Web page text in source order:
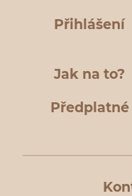
Přihlášení
Jak na to?
Předplatné